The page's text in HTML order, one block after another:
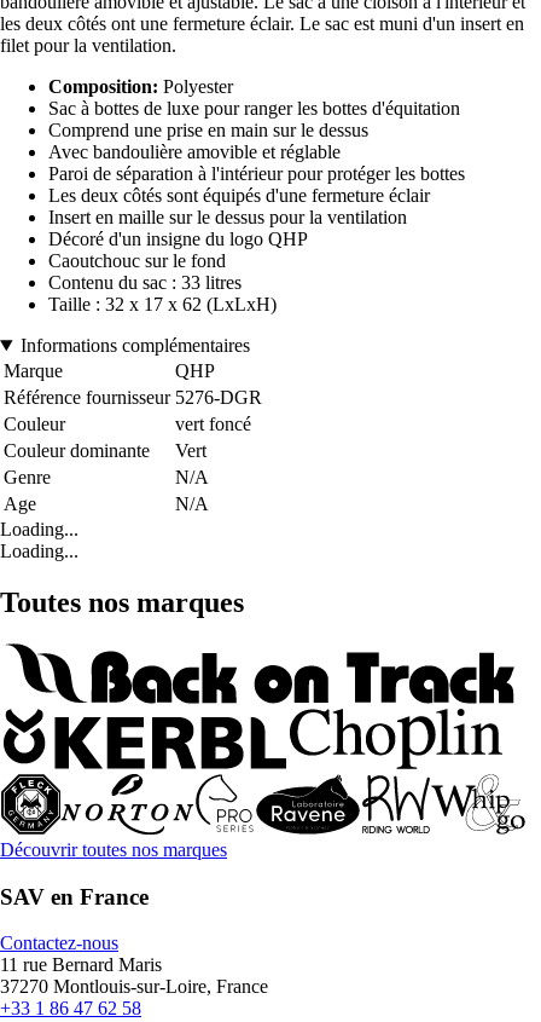
les deux côtés ont une fermeture éclair. Le sac est muni d'un insert en
filet pour la ventilation.
Composition: Polyester
Sac à bottes de luxe pour ranger les bottes d'équitation
Comprend une prise en main sur le dessus
Avec bandoulière amovible et réglable
Paroi de séparation à l'intérieur pour protéger les bottes
Les deux côtés sont équipés d'une fermeture éclair
Insert en maille sur le dessus pour la ventilation
Décoré d'un insigne du logo QHP
Caoutchouc sur le fond
Contenu du sac : 33 litres
Taille : 32 x 17 x 62 (LxLxH)
Informations complémentaires
Marque
QHP
Référence fournisseur 5276-DGR
Couleur
vert foncé
Couleur dominante
Vert
Genre
N/A
Age
N/A
Loading...
Loading...
Toutes nos marques
Découvrir toutes nos marques
SAV en France
Contactez-nous
11 rue Bernard Maris
37270 Montlouis-sur-Loire, France
+33 1 86 47 62 58